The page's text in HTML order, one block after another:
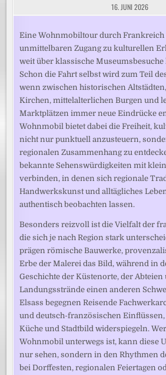
16. JUNI 2026
Eine Wohnmobiltour durch Frankreich
unmittelbaren Zugang zu kulturellen
weit über klassische
Schon die Fahrt selbst wird zum Teil
wenn zwischen historischen
Kirchen, mittelalterlichen Burgen und
Marktplätzen immer neue Eindrücke
Wohnmobil bietet dabei die Freiheit,
nicht nur punktuell anzusteuern,
regionalen Zusammenhang zu
bekannte Sehenswürdigkeiten mit
verbinden, in denen sich regionale
Handwerkskunst und alltägliches
authentisch beobachten lassen.
Besonders reizvoll ist die Vielfalt der
die sich je nach Region stark
prägen römische Bauwerke,
Erbe der Malerei das Bild, während in
Geschichte der Küstenorte, der Abteien
Landungsstrände einen anderen
Elsass begegnen Reisende
und deutsch-französischen Einflüssen,
Küche und Stadtbild widerspiegeln.
Wohnmobil unterwegs ist, kann diese
nur sehen, sondern in den Rhythmen
bei Dorffesten, regionalen Feiertagen